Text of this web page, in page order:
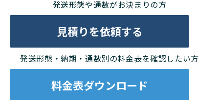
発送形態や通数がお決まりの方
見積りを依頼する
発送形態・納期・通数別の料金表を確認したい方
料金表ダウンロード